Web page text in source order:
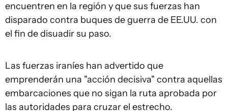
encuentren en la región y que sus fuerzas han
disparado contra buques de guerra de EE.UU. con
el fin de disuadir su paso.
Las fuerzas iraníes han advertido que
emprenderán una "acción decisiva" contra aquellas
embarcaciones que no sigan la ruta aprobada por
las autoridades para cruzar el estrecho.